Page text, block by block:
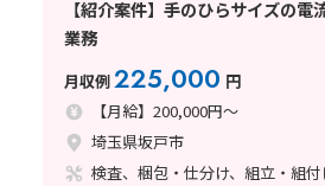
【紹介案件】手のひらサイズの電
業務
月収例225,000 円
【月給】200,000円～
埼玉県坂戸市